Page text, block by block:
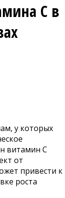
С в
у которых
витамин С
от
привести к
роста